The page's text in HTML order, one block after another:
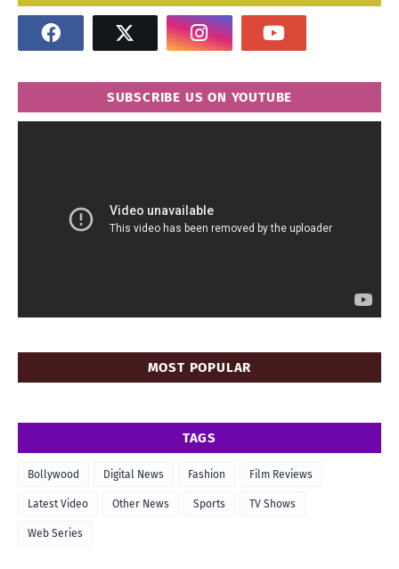
SUBSCRIBE US ON YOUTUBE
MOST POPULAR
TAGS
Bollywood Digital News Fashion Film Reviews
Latest Video Other News Sports TV Shows
Web Series